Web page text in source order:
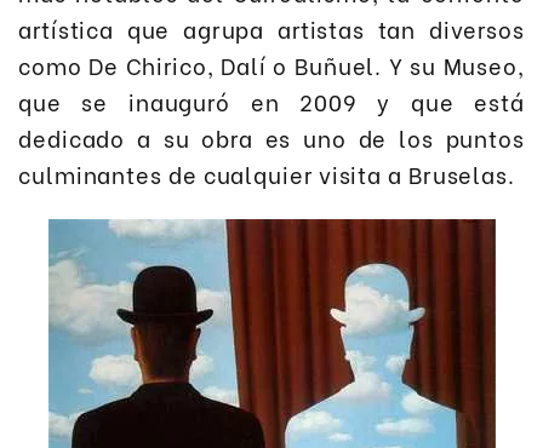
artística que agrupa artistas tan diversos
como De Chirico, Dalí o Buñuel. Y su Museo,
que se inauguró en 2009 y que está
dedicado a su obra es uno de los puntos
culminantes de cualquier visita a Bruselas.